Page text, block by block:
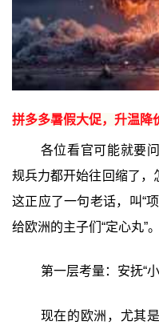
拼多多暑假大促，升温
各位看官可能就要
规兵力都开始往回缩了，
这正应了一句老话，叫“
给欧洲的主子们“定心丸”。
第一层考量：安抚“
现在的欧洲，尤其